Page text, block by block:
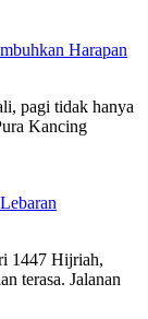
Harapan
pagi tidak hanya
Kancing
1447 Hijriah,
terasa. Jalanan